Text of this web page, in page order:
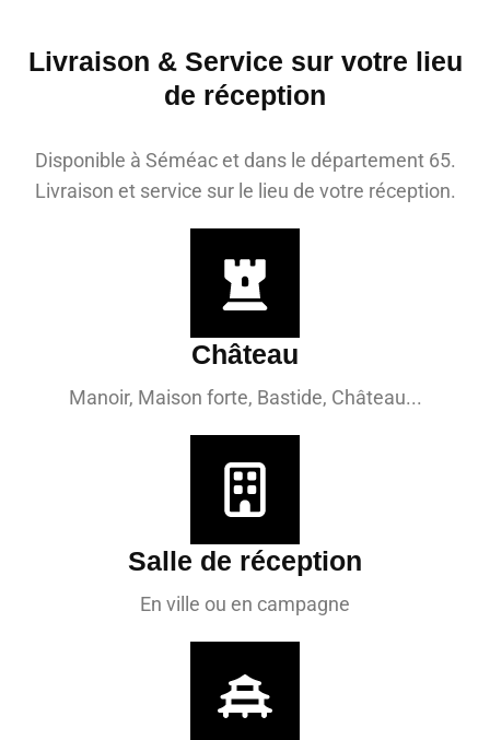
Livraison & Service sur votre lieu
de réception
Disponible à Séméac et dans le département 65.
Livraison et service sur le lieu de votre réception.
Château
Manoir, Maison forte, Bastide, Château...
Salle de réception
En ville ou en campagne